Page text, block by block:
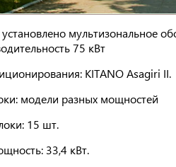
мультизональное
75 кВт
KITANO Asagiri II.
модели разных мощностей
15 шт.
33,4 кВт.